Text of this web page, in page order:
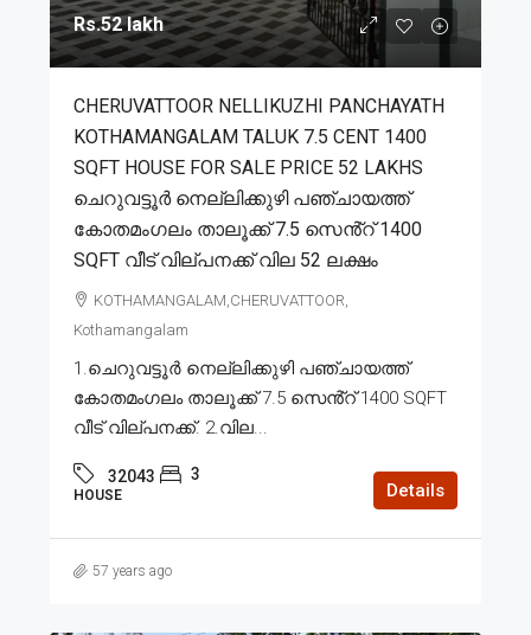
Rs.52 lakh
CHERUVATTOOR NELLIKUZHI PANCHAYATH
KOTHAMANGALAM TALUK 7.5 CENT 1400
SQFT HOUSE FOR SALE PRICE 52 LAKHS
ചെറുവട്ടൂർ നെല്ലിക്കുഴി പഞ്ചായത്ത്
കോതമംഗലം താലൂക്ക് 7.5 സെൻ്റ് 1400
SQFT വീട് വില്പനക്ക് വില 52 ലക്ഷം
KOTHAMANGALAM,CHERUVATTOOR,
Kothamangalam
1.ചെറുവട്ടൂർ നെല്ലിക്കുഴി പഞ്ചായത്ത്
കോതമംഗലം താലൂക്ക് 7.5 സെൻ്റ് 1400 SQFT
വീട് വില്പനക്ക്. 2.വില...
32043 3
HOUSE Details
57 years ago